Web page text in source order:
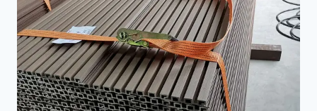
REVESTIMENTO
DE
PAREDE
EXTERIOR
EM
WPC
DURÁVEL